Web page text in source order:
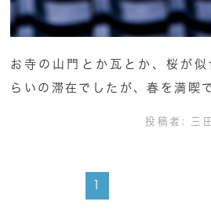
お寺の山門とか瓦とか、桜が
らいの滞在でしたが、春を満喫
投稿者: 三